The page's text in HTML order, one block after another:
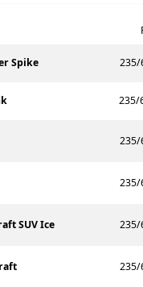
Spike 235/
235/
235/
235/
SUV Ice 235/
235/